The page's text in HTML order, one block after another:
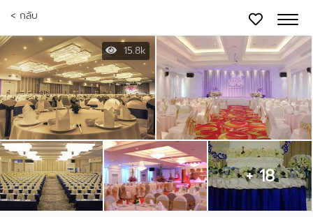
< กลับ
15.8k
+ 18